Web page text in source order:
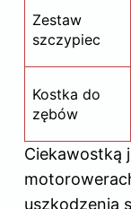
Zestaw
szczypiec
Kostka do
zębów
Ciekawostką
uszkodzenia